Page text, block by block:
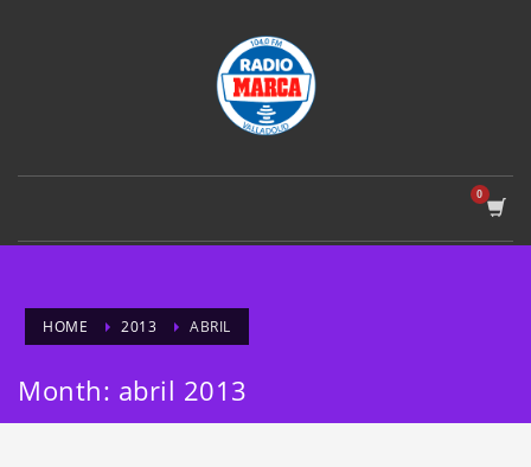
HOME 2013 ABRIL
Month: abril 2013